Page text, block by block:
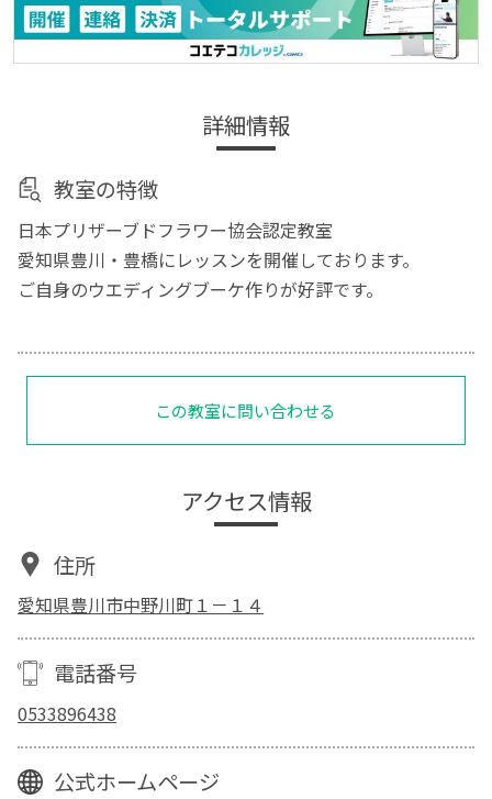
詳細情報
教室の特徴
日本プリザーブドフラワー協会認定教室
愛知県豊川・豊橋にレッスンを開催しております。
ご自身のウエディングブーケ作りが好評です。
この教室に問い合わせる
アクセス情報
住所
愛知県豊川市中野川町１－１４
電話番号
0533896438
公式ホームページ